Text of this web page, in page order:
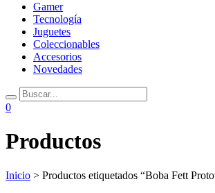
Gamer
Tecnología
Juguetes
Coleccionables
Accesorios
Novedades
0
Productos
Inicio > Productos etiquetados “Boba Fett